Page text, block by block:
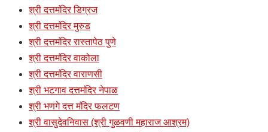
श्री दत्तमंदिर डिग्रज
श्री दत्तमंदिर मुरुड
श्री दत्तमंदिर रास्तापेठ पुणे
श्री दत्तमंदिर वाकोला
श्री दत्तमंदिर वाराणसी
श्री भटगाव दत्तमंदिर नेपाळ
श्री भणगे दत्त मंदिर फलटण
श्री वासुदेवनिवास (श्री गुळवणी महाराज आश्रम)